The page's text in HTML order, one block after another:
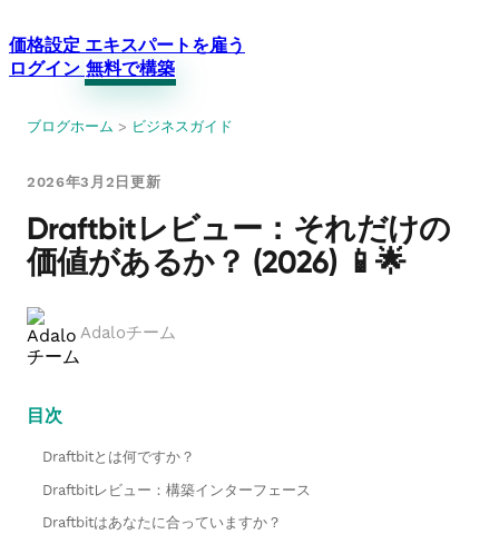
価格設定 エキスパートを雇う
ログイン 無料で構築
ブログホーム > ビジネスガイド
2026年3月2日更新
Draftbitレビュー：それだけの
価値があるか？ (2026) 📱🌟
Adaloチーム
目次
Draftbitとは何ですか？
Draftbitレビュー：構築インターフェース
Draftbitはあなたに合っていますか？